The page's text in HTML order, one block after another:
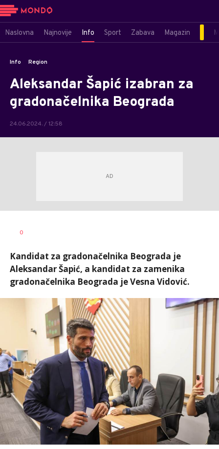
Naslovna Najnovije Info Sport Zabava Magazin
Info Region
Aleksandar Šapić izabran za
gradonačelnika Beograda
24.06.2024. / 12:58
AUTOR
0
Kandidat za gradonačelnika Beograda je
Aleksandar Šapić, a kandidat za zamenika
gradonačelnika Beograda je Vesna Vidović.